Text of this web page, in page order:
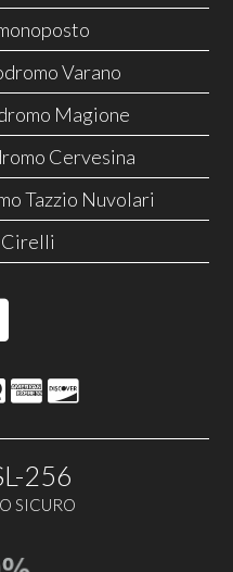
Varano
Magione
Cervesina
Tazzio Nuvolari
Cirelli
256
SICURO